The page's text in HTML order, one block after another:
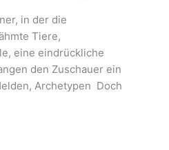
in der die
Tiere,
eine eindrückliche
den Zuschauer ein
Archetypen Doch